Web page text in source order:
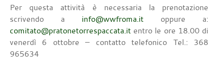
Per questa attività è necessaria la prenotazione
scrivendo a info@wwfroma.it oppure a:
comitato@pratonetorrespaccata.it entro le ore 18.00 di
venerdì 6 ottobre – contatto telefonico Tel.: 368
965634